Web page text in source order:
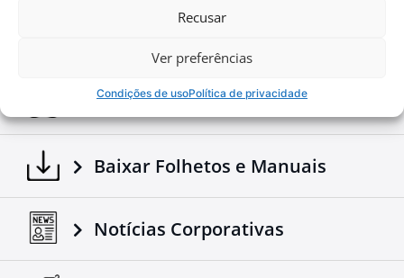
Recusar
Ver preferências
Condições de usoPolítica de privacidade
Brochures - Tessera4x4 2026 e-brochure
Configure o seu
Baixar Folhetos e Manuais
Notícias Corporativas